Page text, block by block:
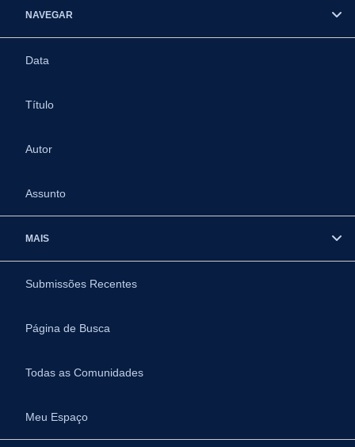
NAVEGAR
Data
Título
Autor
Assunto
MAIS
Submissões Recentes
Página de Busca
Todas as Comunidades
Meu Espaço